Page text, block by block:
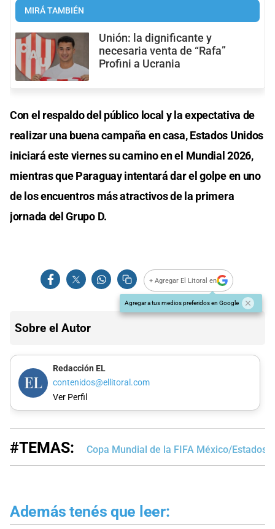
MIRÁ TAMBIÉN
Unión: la dignificante y
necesaria venta de “Rafa”
Profini a Ucrania
Con el respaldo del público local y la expectativa de
realizar una buena campaña en casa, Estados Unidos
iniciará este viernes su camino en el Mundial 2026,
mientras que Paraguay intentará dar el golpe en uno
de los encuentros más atractivos de la primera
jornada del Grupo D.
+ Agregar El Litoral en
Agregar a tus medios preferidos en Google
Sobre el Autor
Redacción EL
contenidos@ellitoral.com
Ver Perfil
#TEMAS: Copa Mundial de la FIFA México/Estados
Además tenés que leer: